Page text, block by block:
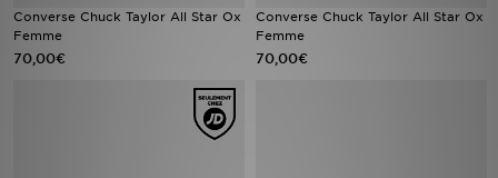
Converse Chuck Taylor All Star Ox
Femme
70,00€
Converse Chuck Taylor All Star Ox
Femme
70,00€